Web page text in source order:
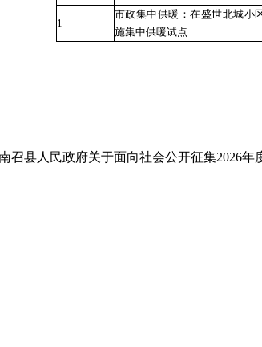
1
市政集中供暖：在盛世北城小
施集中供暖试点
召县人民政府关于面向社会公开征集2026年